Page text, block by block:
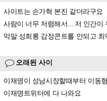
사이트는 손가혁 본진 같더라구요
사람이 너무 저렴해서... 저 인간이
막말 성희롱 감정콘트롤 안되고 최
오래된 사이
이재명이 성남시장할때부터 이동
이재명트위터에 다 나와요